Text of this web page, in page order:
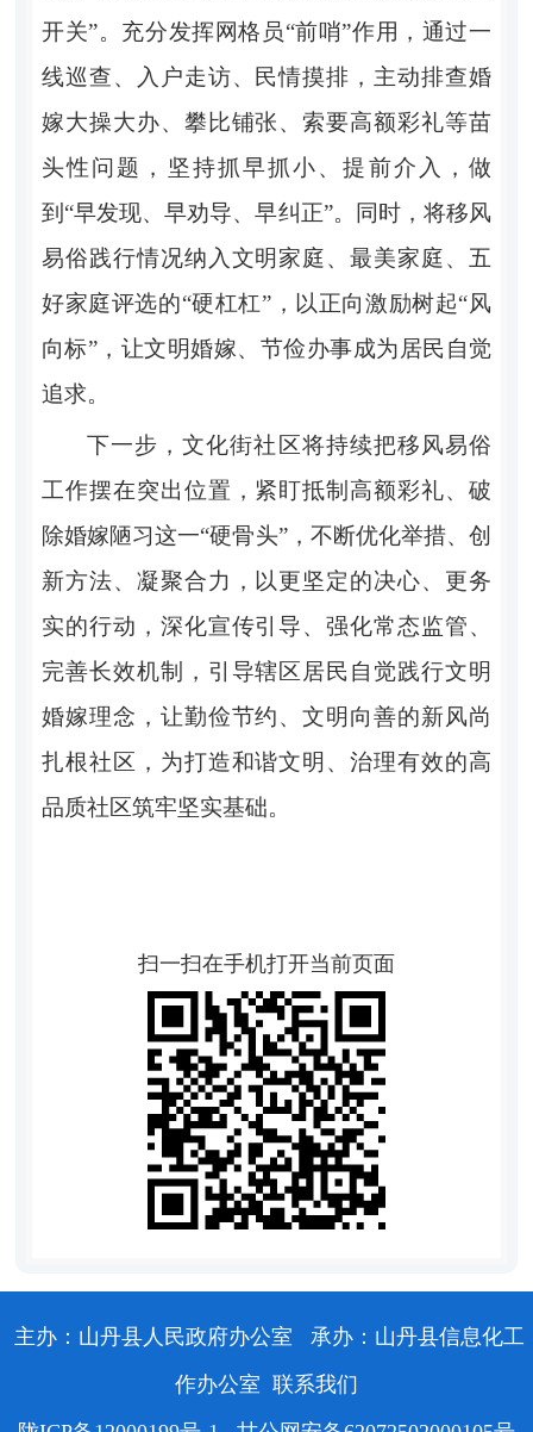
开关”。充分发挥网格员“前哨”作用，通过一
线巡查、入户走访、民情摸排，主动排查婚
嫁大操大办、攀比铺张、索要高额彩礼等苗
头性问题，坚持抓早抓小、提前介入，做
到“早发现、早劝导、早纠正”。同时，将移风
易俗践行情况纳入文明家庭、最美家庭、五
好家庭评选的“硬杠杠”，以正向激励树起“风
向标”，让文明婚嫁、节俭办事成为居民自觉
追求。
下一步，文化街社区将持续把移风易俗
工作摆在突出位置，紧盯抵制高额彩礼、破
除婚嫁陋习这一“硬骨头”，不断优化举措、创
新方法、凝聚合力，以更坚定的决心、更务
实的行动，深化宣传引导、强化常态监管、
完善长效机制，引导辖区居民自觉践行文明
婚嫁理念，让勤俭节约、文明向善的新风尚
扎根社区，为打造和谐文明、治理有效的高
品质社区筑牢坚实基础。
扫一扫在手机打开当前页面
主办：山丹县人民政府办公室
承办：山丹县信息化工
作办公室 联系我们